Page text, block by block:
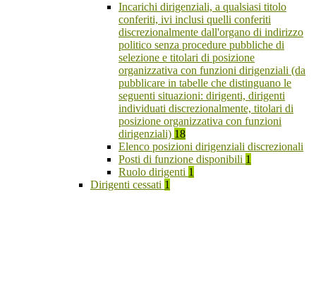
Incarichi dirigenziali, a qualsiasi titolo
conferiti, ivi inclusi quelli conferiti
discrezionalmente dall'organo di indirizzo
politico senza procedure pubbliche di
selezione e titolari di posizione
organizzativa con funzioni dirigenziali (da
pubblicare in tabelle che distinguano le
seguenti situazioni: dirigenti, dirigenti
individuati discrezionalmente, titolari di
posizione organizzativa con funzioni
dirigenziali) 18
Elenco posizioni dirigenziali discrezionali
Posti di funzione disponibili 1
Ruolo dirigenti 1
Dirigenti cessati 1